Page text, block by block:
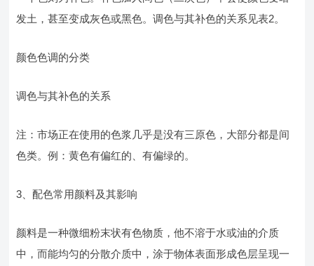
发土，甚至变成灰色或黑色。调色与其补色的关系见表2。
颜色色调的分类
调色与其补色的关系
注：市场正在使用的色浆几乎是没有三原色，大部分都是间
色类。例：黄色有偏红的、有偏绿的。
3、配色常用颜料及其影响
颜料是一种微细粉末状有色物质，他不溶于水或油的介质
中，而能均匀的分散介质中，涂于物体表面形成色层呈现一